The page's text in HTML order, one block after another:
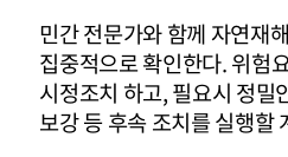
민간 전문가와 함께 자연재
집중적으로 확인한다. 위험
시정조치 하고, 필요시 정밀
보강 등 후속 조치를 실행할